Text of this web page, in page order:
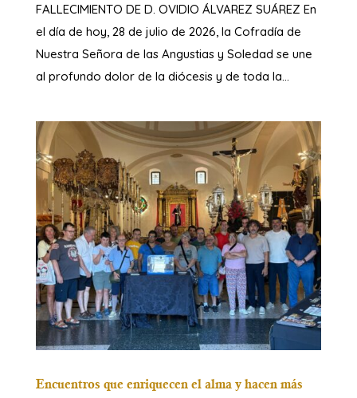
FALLECIMIENTO DE D. OVIDIO ÁLVAREZ SUÁREZ ​En
el día de hoy, 28 de julio de 2026, la Cofradía de
Nuestra Señora de las Angustias y Soledad se une
al profundo dolor de la diócesis y de toda la...
Encuentros que enriquecen el alma y hacen más